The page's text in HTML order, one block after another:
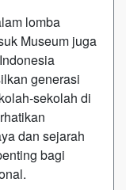
lomba
Museum juga
generasi
sekolah di
dan sejarah
bagi